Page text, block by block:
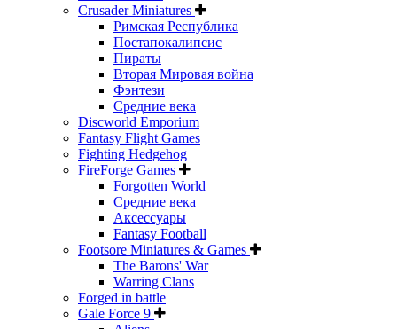
Crusader Miniatures
Римская Республика
Постапокалипсис
Пираты
Вторая Мировая война
Фэнтези
Средние века
Discworld Emporium
Fantasy Flight Games
Fighting Hedgehog
FireForge Games
Forgotten World
Средние века
Аксессуары
Fantasy Football
Footsore Miniatures & Games
The Barons' War
Warring Clans
Forged in battle
Gale Force 9